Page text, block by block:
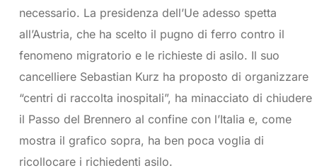
necessario. La presidenza dell’Ue adesso spetta
all’Austria, che ha scelto il pugno di ferro contro il
fenomeno migratorio e le richieste di asilo. Il suo
cancelliere Sebastian Kurz ha proposto di organizzare
“centri di raccolta inospitali”, ha minacciato di chiudere
il Passo del Brennero al confine con l’Italia e, come
mostra il grafico sopra, ha ben poca voglia di
ricollocare i richiedenti asilo.